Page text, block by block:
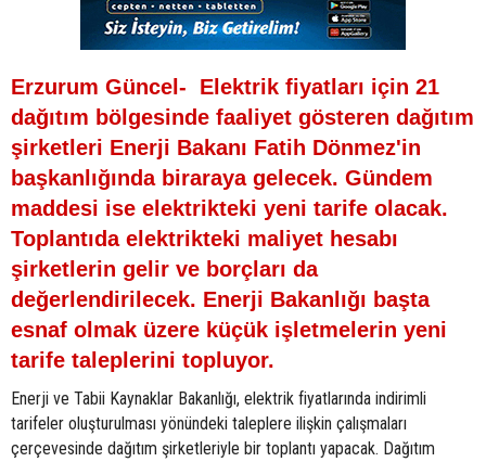
Erzurum Güncel- Elektrik fiyatları için 21
dağıtım bölgesinde faaliyet gösteren dağıtım
şirketleri Enerji Bakanı Fatih Dönmez'in
başkanlığında biraraya gelecek. Gündem
maddesi ise elektrikteki yeni tarife olacak.
Toplantıda elektrikteki maliyet hesabı
şirketlerin gelir ve borçları da
değerlendirilecek. Enerji Bakanlığı başta
esnaf olmak üzere küçük işletmelerin yeni
tarife taleplerini topluyor.
Enerji ve Tabii Kaynaklar Bakanlığı, elektrik fiyatlarında indirimli
tarifeler oluşturulması yönündeki taleplere ilişkin çalışmaları
çerçevesinde dağıtım şirketleriyle bir toplantı yapacak. Dağıtım